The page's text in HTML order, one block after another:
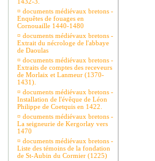
¤ documents médiévaux bretons -
Enquêtes de fouages en
Cornouaille 1440-1480
¤ documents médiévaux bretons -
Extrait du nécrologe de l'abbaye
de Daoulas
¤ documents médiévaux bretons -
Extraits de comptes des receveurs
de Morlaix et Lanmeur (1370-
1431).
¤ documents médiévaux bretons -
Installation de l'évêque de Léon
Philippe de Coetquis en 1422.
¤ documents médiévaux bretons -
La seigneurie de Kergorlay vers
1470
¤ documents médiévaux bretons -
Liste des témoins de la fondation
de St-Aubin du Cormier (1225)